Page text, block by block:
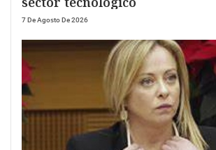
7 De Agosto De 2026